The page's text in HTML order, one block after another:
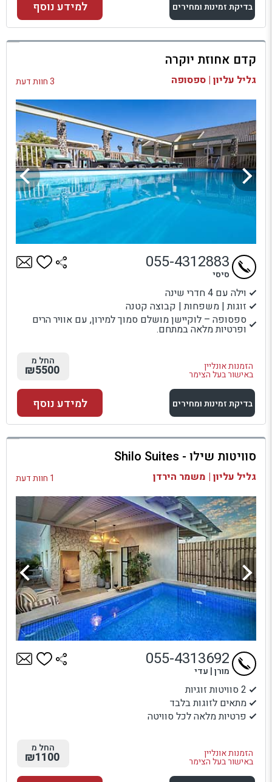
בדיקת זמינות ומחירים
למתחם זה
בדיקת זמינות ומחירים
למידע נוסף
קדם אחוזת יוקרה
גליל עליון | ספסופה 3 חוות דעת
וילה עם 4 חדרי שינה
זוגות | משפחות | קבוצה קטנה
ספסופה – לוקיישן מושלם סמוך למירון, עם אוויר הרים
ופרטיות מלאה במתחם.
הזמנות אונליין
באישור בעל הצימר
055-4312883
סיסי
החל מ
₪5500
בדיקת זמינות ומחירים
למתחם זה
בדיקת זמינות ומחירים
למידע נוסף
סוויטות שילו - Shilo Suites
גליל עליון | משמר הירדן 1 חוות דעת
2 סוויטות זוגיות
מתאים לזוגות בלבד
פרטיות מלאה לכל סוויטה
הזמנות אונליין
באישור בעל הצימר
055-4313692
מורן | עדי
החל מ
₪1100